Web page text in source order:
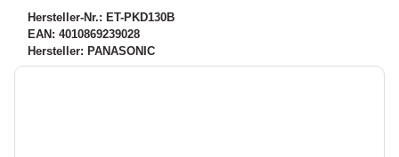
Hersteller-Nr.: ET-PKD130B
EAN: 4010869239028
Hersteller: PANASONIC